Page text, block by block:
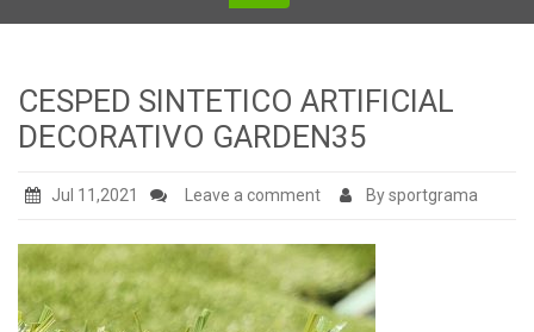
Carrito
CESPED SINTETICO ARTIFICIAL
DECORATIVO GARDEN35
Jul 11,2021 Leave a comment By sportgrama